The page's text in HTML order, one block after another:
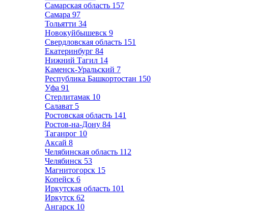
Самарская область 157
Самара 97
Тольятти 34
Новокуйбышевск 9
Свердловская область 151
Екатеринбург 84
Нижний Тагил 14
Каменск-Уральский 7
Республика Башкортостан 150
Уфа 91
Стерлитамак 10
Салават 5
Ростовская область 141
Ростов-на-Дону 84
Таганрог 10
Аксай 8
Челябинская область 112
Челябинск 53
Магнитогорск 15
Копейск 6
Иркутская область 101
Иркутск 62
Ангарск 10